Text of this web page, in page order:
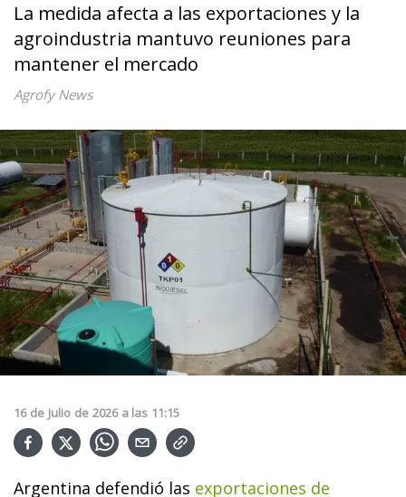
La medida afecta a las exportaciones y la
agroindustria mantuvo reuniones para
mantener el mercado
Agrofy News
16 de Julio de 2026 a las 11:15
Argentina defendió las exportaciones de